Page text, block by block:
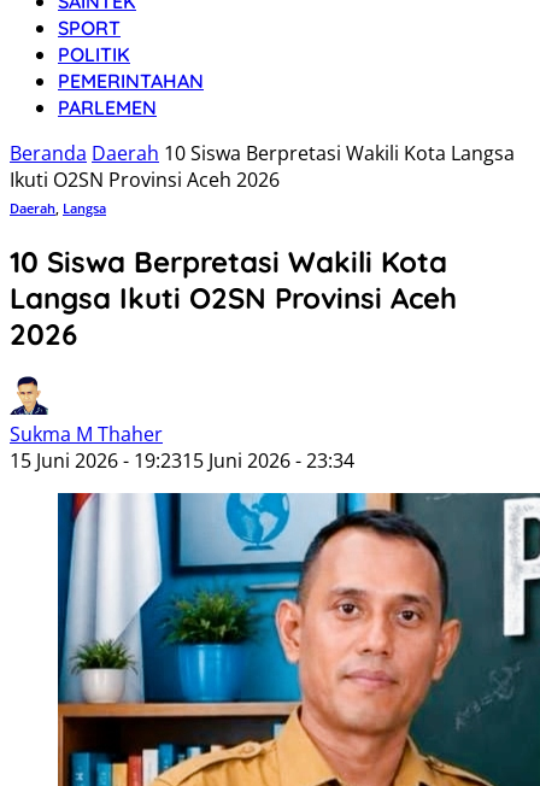
SPORT
POLITIK
PEMERINTAHAN
PARLEMEN
Beranda Daerah 10 Siswa Berpretasi Wakili Kota Langsa
Ikuti O2SN Provinsi Aceh 2026
Daerah, Langsa
10 Siswa Berpretasi Wakili Kota
Langsa Ikuti O2SN Provinsi Aceh
2026
Sukma M Thaher
15 Juni 2026 - 19:2315 Juni 2026 - 23:34